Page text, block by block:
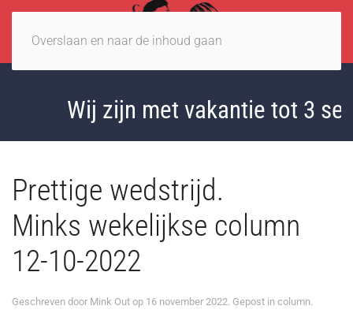
Overslaan en naar de inhoud gaan
Wij zijn met vakantie tot 3
Prettige wedstrijd.
Minks wekelijkse column
12-10-2022
Geschreven door Mink Out op 16 november 2022. Gepost in column.